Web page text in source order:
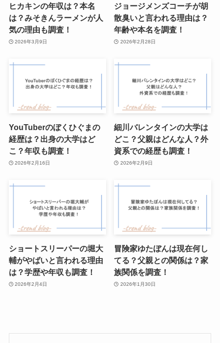
ヒカキンの年収は？本名
は？みそきんラーメンが人
気の理由も調査！
2026年3月9日
ジョージメンズコーチが胡
散臭いと言われる理由は？
年齢や本名を調査！
2026年2月28日
YouTuberのぼくひぐまの
経歴は？出身の大学はど
こ？年収も調査！
2026年2月16日
細川バレンタインの大学は
どこ？父親はどんな人？外
資系での経歴も調査！
2026年2月9日
ショートスリーパーの堀大
輔がやばいと言われる理由
は？学歴や年収も調査！
2026年2月4日
冒険家ゆたぼんは現在何し
てる？父親との関係は？家
族関係を調査！
2026年1月30日